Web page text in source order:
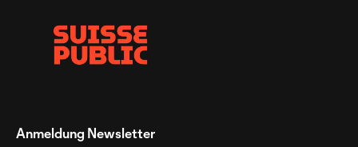
Anmeldung Newsletter